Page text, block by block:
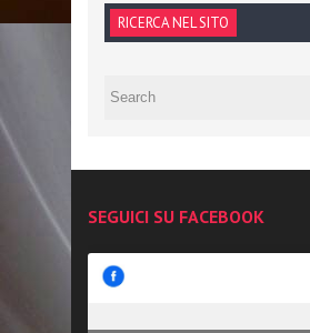
RICERCA NEL SITO
SEGUICI SU FACEBOOK